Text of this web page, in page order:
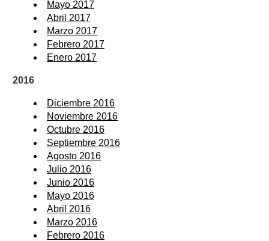
Mayo 2017
Abril 2017
Marzo 2017
Febrero 2017
Enero 2017
2016
Diciembre 2016
Noviembre 2016
Octubre 2016
Septiembre 2016
Agosto 2016
Julio 2016
Junio 2016
Mayo 2016
Abril 2016
Marzo 2016
Febrero 2016